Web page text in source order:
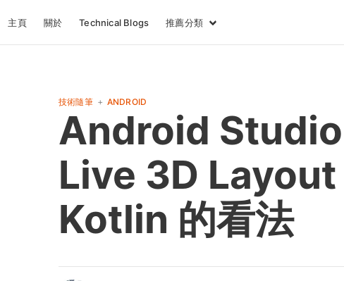
主頁 關於 Technical Blogs 推薦分類
技術隨筆 + ANDROID
Android
Live 3D
Kotlin 的看法